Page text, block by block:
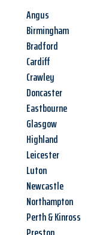
Angus
Birmingham
Bradford
Cardiff
Crawley
Doncaster
Eastbourne
Glasgow
Highland
Leicester
Luton
Newcastle
Northampton
Perth & Kinross